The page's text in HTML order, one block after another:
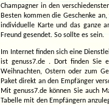
Champagner in den
Besten kommen die Geschenke
individuelle Karte und das ganze
Freund gesendet. So sollte es sein.
Im Internet finden sich eine
ist genuss7.de . Dort finden Sie
Weihnachten, Ostern oder zum
Paket direkt an den Empfänger
Mit genuss7.de können Sie auch
Tabelle mit den Empfängern